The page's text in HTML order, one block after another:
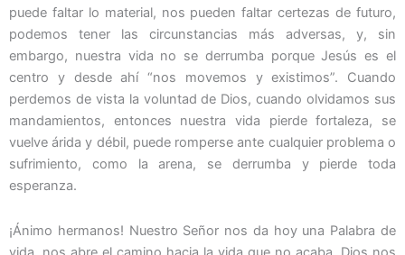
puede faltar lo material, nos pueden faltar certezas de futuro,
podemos tener las circunstancias más adversas, y, sin
embargo, nuestra vida no se derrumba porque Jesús es el
centro y desde ahí “nos movemos y existimos”. Cuando
perdemos de vista la voluntad de Dios, cuando olvidamos sus
mandamientos, entonces nuestra vida pierde fortaleza, se
vuelve árida y débil, puede romperse ante cualquier problema o
sufrimiento, como la arena, se derrumba y pierde toda
esperanza.
¡Ánimo hermanos! Nuestro Señor nos da hoy una Palabra de